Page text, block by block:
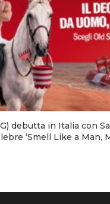
debutta in Italia con
‘Smell Like a Man,